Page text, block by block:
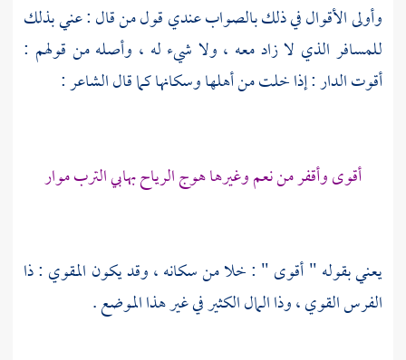
وأولى الأقوال في ذلك بالصواب عندي قول من قال : عني بذلك
للمسافر الذي لا زاد معه ، ولا شيء له ، وأصله من قولهم :
أقوت الدار : إذا خلت من أهلها وسكانها كما قال الشاعر :
أقوى وأقفر من نعم وغيرها هوج الرياح بهابي الترب موار
يعني بقوله " أقوى " : خلا من سكانه ، وقد يكون المقوي : ذا
الفرس القوي ، وذا المال الكثير في غير هذا الموضع .